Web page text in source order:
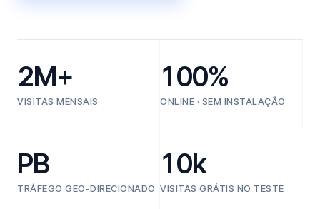
2M+
VISITAS MENSAIS
100%
ONLINE · SEM INSTALAÇÃO
PB
TRÁFEGO GEO-DIRECIONADO
10k
VISITAS GRÁTIS NO TESTE